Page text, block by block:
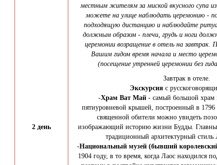
2 день
местным жителям за миской вкусного супа
можете на улице наблюдать церемонию -
подходящую дистанцию и наблюдайте
должным образом - плечи, грудь и ноги
церемонии возращение в отель на
Вашим гидом время начала и место
(посещение утренней церемонии без
Завтрак в отеле.
Экскурсияс
-Храм Ват Май- самый большой храм
пятиуровневой крышей, построенный в 1796
священной обители можно увидеть
изображающий историю жизни Будды.
традиционный архитектурный стиль
-Национальный музей (бывший
1904 году, в то время, когда Лаос находился